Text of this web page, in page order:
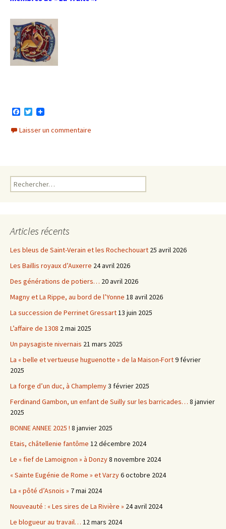
c
e
T
i
t
Laisser un commentaire
Rechercher :
Articles récents
Les bleus de Saint-Verain et les Rochechouart 25 avril 2026
Les Baillis royaux d’Auxerre 24 avril 2026
Des générations de potiers… 20 avril 2026
Magny et La Rippe, au bord de l’Yonne 18 avril 2026
La succession de Perrinet Gressart13 juin 2025
L’affaire de 1308 2 mai 2025
Un paysagiste nivernais 21 mars 2025
La « belle et vertueuse huguenotte » de la Maison-Fort9 février
2025
La forge d’un duc, à Champlemy3 février 2025
Ferdinand Gambon, un enfant de Suilly sur les barricades… 8 janvier
2025
BONNE ANNEE 2025 ! 8 janvier 2025
Etais, châtellenie fantôme 12 décembre 2024
Le « fief de Lamoignon » à Donzy8 novembre 2024
« Sainte Eugénie de Rome » et Varzy6 octobre 2024
La « pôté d’Asnois » 7 mai 2024
Nouveauté : « Les sires de La Rivière » 24 avril 2024
Le blogueur au travail… 12 mars 2024